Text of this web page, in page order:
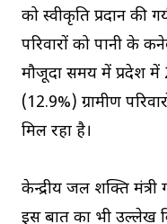
को स्वीकृति प्रदान की
परिवारों को पानी के
मौजूदा समय में प्रदेश
(12.9%) ग्रामीण
मिल रहा है।
केन्द्रीय जल शक्ति
इस बात का भी उल्लेख